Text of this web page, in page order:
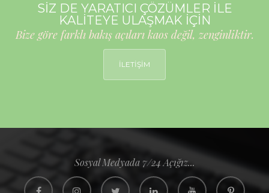
SİZ DE YARATICI ÇÖZÜMLER İLE
KALİTEYE ULAŞMAK İÇİN
Bize göre farklı bakış açıları kaos değil, zenginliktir.
İLETİŞİM
Sosyal Medyada 7/24 Açığız...